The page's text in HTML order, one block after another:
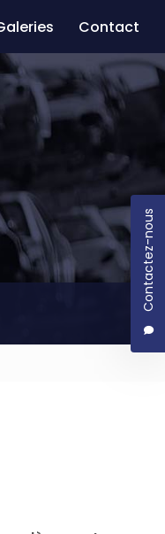
Contactez-nous
Contact